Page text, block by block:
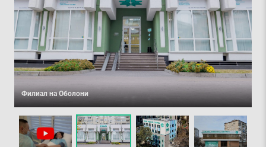
Филиал на Оболони